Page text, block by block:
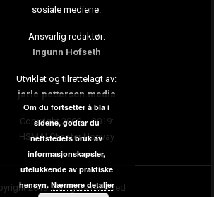
sosiale mediene.
Ansvarlig redaktør:
Ingunn Hofseth
Utviklet og tilrettelagt av:
jarle.petterson.media
Copyright 2009 – 2019:
HSMAI Chapter Norway
2019. All rights reserved
Om du fortsetter å bla i
sidene, godtar du
nettstedets bruk av
informasjonskapsler,
utelukkende av praktiske
hensyn. Nærmere detaljer